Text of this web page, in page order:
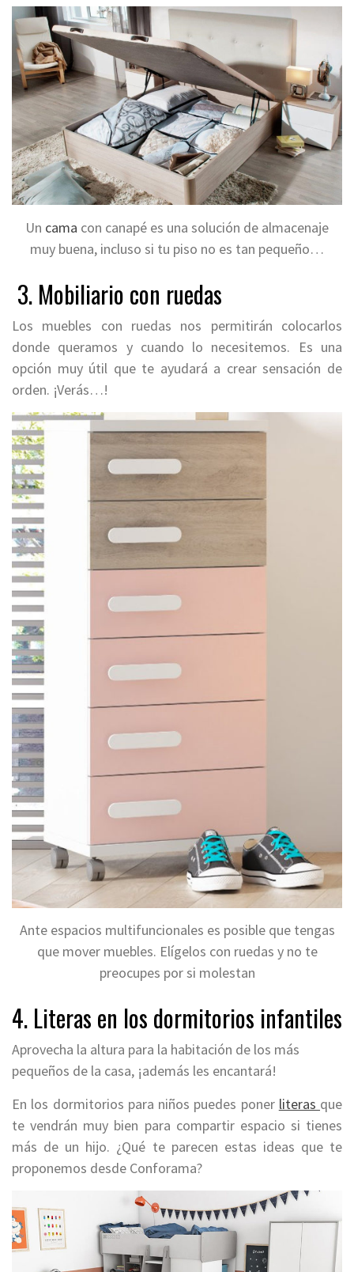
Un cama con canapé es una solución de almacenaje
muy buena, incluso si tu piso no es tan pequeño…
3. Mobiliario con ruedas
Los muebles con ruedas nos permitirán colocarlos
donde queramos y cuando lo necesitemos. Es una
opción muy útil que te ayudará a crear sensación de
orden. ¡Verás…!
Ante espacios multifuncionales es posible que tengas
que mover muebles. Elígelos con ruedas y no te
preocupes por si molestan
4. Literas en los dormitorios infantiles
Aprovecha la altura para la habitación de los más
pequeños de la casa, ¡además les encantará!
En los dormitorios para niños puedes poner literas que
te vendrán muy bien para compartir espacio si tienes
más de un hijo. ¿Qué te parecen estas ideas que te
proponemos desde Conforama?